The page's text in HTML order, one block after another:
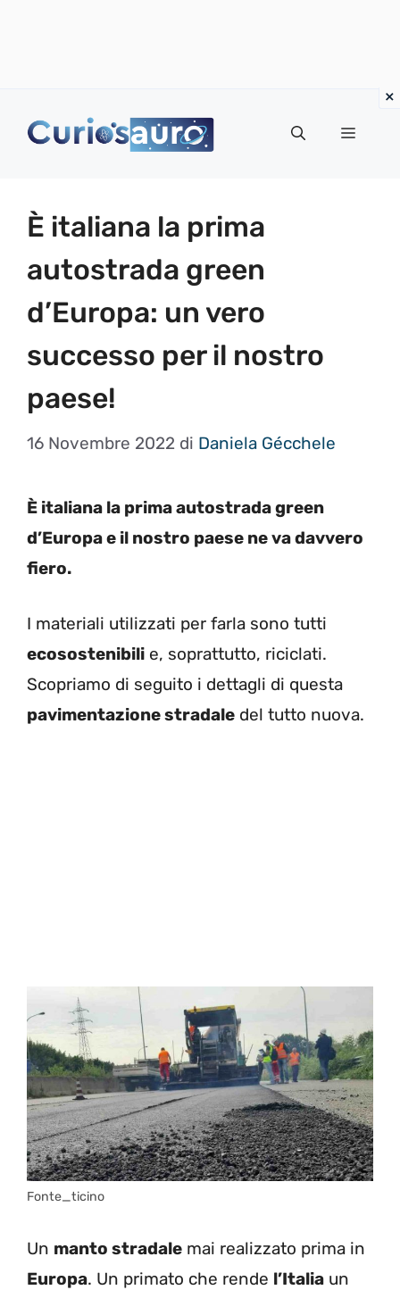
Menu
È italiana la prima
autostrada green
d’Europa: un vero
successo per il nostro
paese!
16 Novembre 2022 di Daniela Gécchele
È italiana la prima autostrada green
d’Europa e il nostro paese ne va davvero
fiero.
I materiali utilizzati per farla sono tutti
ecosostenibili e, soprattutto, riciclati.
Scopriamo di seguito i dettagli di questa
pavimentazione stradale del tutto nuova.
Fonte_ticino
Un manto stradale mai realizzato prima in
Europa. Un primato che rende l’Italia un